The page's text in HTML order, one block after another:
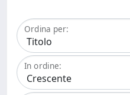
Ordina per:
In ordine: